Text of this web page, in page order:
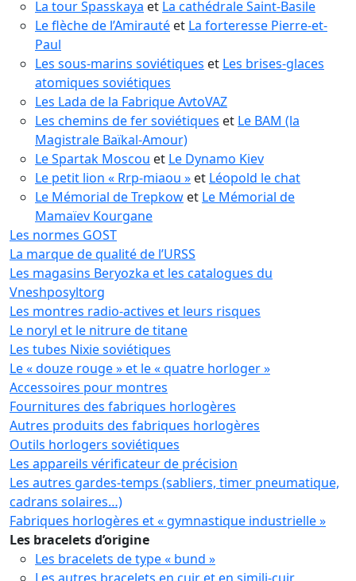
La tour Spasskaya et La cathédrale Saint-Basile
Le flèche de l’Amirauté et La forteresse Pierre-et-
Paul
Les sous-marins soviétiques et Les brises-glaces
atomiques soviétiques
Les Lada de la Fabrique AvtoVAZ
Les chemins de fer soviétiques et Le BAM (la
Magistrale Baïkal-Amour)
Le Spartak Moscou et Le Dynamo Kiev
Le petit lion « Rrp-miaou » et Léopold le chat
Le Mémorial de Trepkow et Le Mémorial de
Mamaïev Kourgane
Les normes GOST
La marque de qualité de l’URSS
Les magasins Beryozka et les catalogues du
Vneshposyltorg
Les montres radio-actives et leurs risques
Le noryl et le nitrure de titane
Les tubes Nixie soviétiques
Le « douze rouge » et le « quatre horloger »
Accessoires pour montres
Fournitures des fabriques horlogères
Autres produits des fabriques horlogères
Outils horlogers soviétiques
Les appareils vérificateur de précision
Les autres gardes-temps (sabliers, timer pneumatique,
cadrans solaires…)
Fabriques horlogères et « gymnastique industrielle »
Les bracelets d’origine
Les bracelets de type « bund »